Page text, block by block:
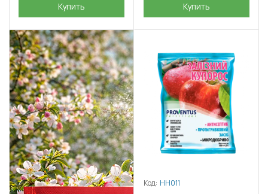
Купить Купить
Код: НН011